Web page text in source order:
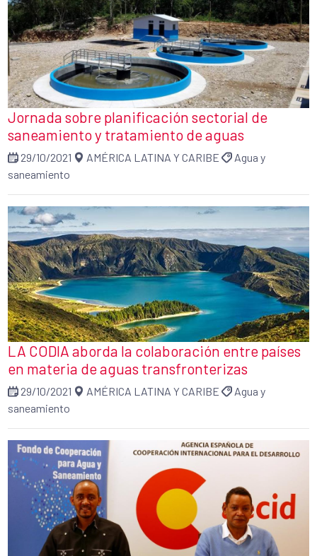
Jornada sobre planificación sectorial de
saneamiento y tratamiento de aguas
29/10/2021 AMÉRICA LATINA Y CARIBE
Agua y
saneamiento
LA CODIA aborda la colaboración entre países
en materia de aguas transfronterizas
29/10/2021 AMÉRICA LATINA Y CARIBE
Agua y
saneamiento